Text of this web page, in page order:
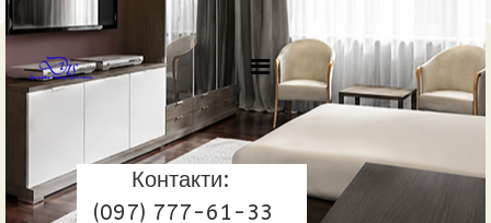
Контакти:
(097) 777-61-33